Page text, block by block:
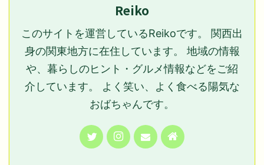
Reiko
このサイトを運営しているReikoです。 関西出
身の関東地方に在住しています。 地域の情報
や、暮らしのヒント・グルメ情報などをご紹
介しています。 よく笑い、よく食べる陽気な
おばちゃんです。